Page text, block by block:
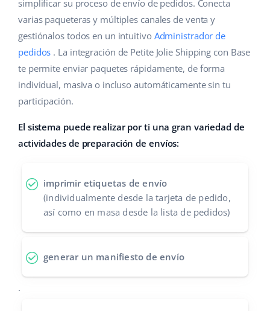
Gestión de envíos
Automatizaciones
Base Connect
IA para e-commerce
Hogar y jardinería
Productos infantiles
Electrónica
Piezas de automóviles
Salud y belleza
Ayuda
Base Academy
Blog
Servicios
Implementación de sistemas
Calculadora de beneficios
Cooperación y socios
Contáctanos
english (US)
english (GB)
english (IN)
čeština
deutsch
Ελληνικά
español (AR)
español (MX)
Français
Italiano
simplificar su proceso de envío de pedidos. Conecta
varias paqueteras y múltiples canales de venta y
gestiónalos todos en un intuitivo Administrador de
pedidos . La integración de Petite Jolie Shipping con Base
te permite enviar paquetes rápidamente, de forma
individual, masiva o incluso automáticamente sin tu
participación.
El sistema puede realizar por ti una gran variedad de
actividades de preparación de envíos:
imprimir etiquetas de envío
(individualmente desde la tarjeta de pedido,
así como en masa desde la lista de pedidos)
generar un manifiesto de envío
.